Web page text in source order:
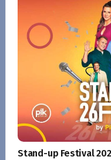
Stand-up Festival